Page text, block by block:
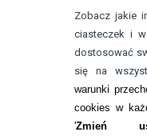
Zobacz jakie
ciasteczek i
dostosować
się na
warunki
cookies w
'Zmień